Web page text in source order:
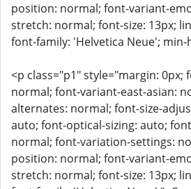
position: normal; font-variant-
stretch: normal; font-size: 13px;
font-family: 'Helvetica Neue'; min-
<p class="p1" style="margin:
normal; font-variant-east-asian:
alternates: normal; font-size-
auto; font-optical-sizing: auto;
normal; font-variation-settings:
position: normal; font-variant-
stretch: normal; font-size: 13px;